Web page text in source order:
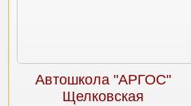
Автошкола "АРГОС"
Щелковская